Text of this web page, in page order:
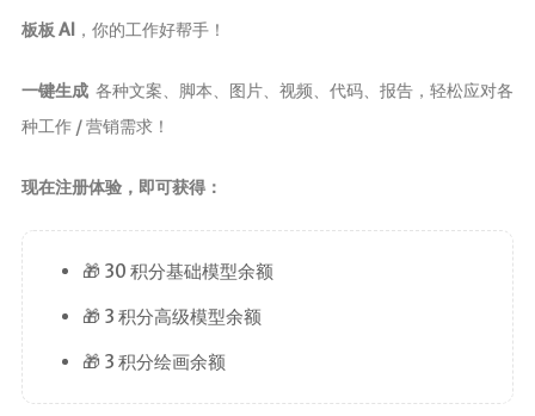
板板 AI ，你的工作好帮手！
一键生成 各种文案、脚本、图片、视频、代码、报告，轻松应对各
种工作 / 营销需求！
现在注册体验，即可获得：
🎁 30 积分基础模型余额
🎁 3 积分高级模型余额
🎁 3 积分绘画余额